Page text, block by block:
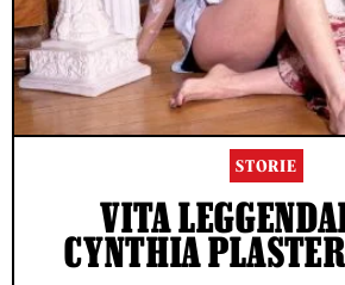
STORIE
VITA
CYNTHIA